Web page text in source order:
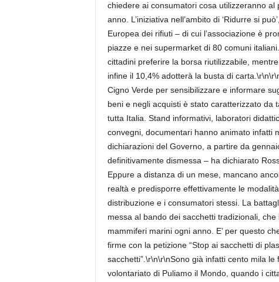
chiedere ai consumatori cosa utilizzeranno
anno. L’iniziativa nell’ambito di ‘Ridurre si
Europea dei rifiuti – di cui l’associazione è
piazze e nei supermarket di 80 comuni
cittadini preferire la borsa riutilizzabile,
infine il 10,4% adotterà la busta di
Cigno Verde per sensibilizzare e informare
beni e negli acquisti è stato caratterizzato da
tutta Italia. Stand informativi, laboratori
convegni, documentari hanno animato infatti
dichiarazioni del Governo, a partire da
definitivamente dismessa – ha dichiarato
Eppure a distanza di un mese, mancano
realtà e predisporre effettivamente le
distribuzione e i consumatori stessi. La
messa al bando dei sacchetti tradizionali,
mammiferi marini ogni anno. E’ per questo
firme con la petizione “Stop ai sacchetti di
sacchetti”.\r\n\r\nSono già infatti cento mila
volontariato di Puliamo il Mondo, quando i